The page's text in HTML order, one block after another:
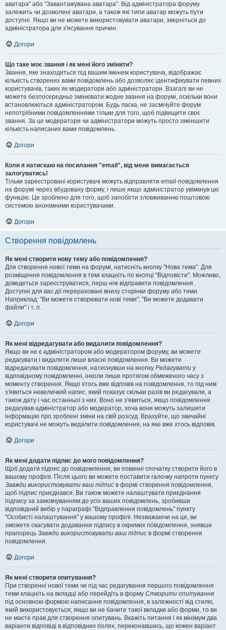
аватара" або "Завантажувана аватара". Від адміністратора форуму
залежить чи дозволені аватари, а також які типи аватар можуть бути
доступні. Якщо ви не можете використовувати аватари, зверніться до
адміністратора для з'ясування причин.
Догори
Що таке моє звання і як мені його змінити?
Звання, яке знаходиться під вашим іменем користувача, відображає
кількість створених вами повідомлень або дозволяє ідентифікувати певних
користувачів, таких як модератори або адміністратори. Взагалі ви не
можете безпосередньо змінювати жодне звання на форумі, оскільки вони
встановлюються адміністратором. Будь ласка, не засмічуйте форум
непотрібними повідомленнями тільки для того, щоб підвищити своє
звання. За це модератори чи адміністратори можуть просто зменшити
кількість написаних вами повідомлень.
Догори
Коли я натискаю на посилання "email", від мене вимагається
залогуватись!
Тільки зареєстровані користувачі можуть відправляти email-повідомлення
на форумі через вбудовану форму, і лише якщо адміністратор увімкнув цю
функцію. Це зроблено для того, щоб запобігти зловживанню поштовою
системою анонімними користувачами.
Догори
Створення повідомлень
Як мені створити нову тему або повідомлення?
Для створення нової теми на форумі, натисніть кнопку "Нова тема". Для
розміщення повідомлення в темі клацніть по кнопці "Відповісти". Можливо,
доведеться зареєструватися, перш ніж відправити повідомлення.
Доступні для вас дії перераховані внизу сторінки форуму або теми.
Наприклад: "Ви можете створювати нові теми", "Ви можете додавати
файли" і т. п.
Догори
Як мені відредагувати або видалити повідомлення?
Якщо ви не є адміністратором або модератором форуму, ви можете
редагувати і видаляти лише власні повідомлення. Ви можете
відредагувати повідомлення, натиснувши на кнопку Редагувати у
відповідному повідомленні, інколи лише протягом обмеженого часу з
моменту створення. Якщо хтось вже відповів на повідомлення, то під ним
з'явиться невеличкий напис, який показує скільки разів ви редагували, а
також дату і час останньої з них. Воно не з'явиться, якщо повідомлення
редагував адміністратор або модератор, хоча вони можуть залишити
інформацію про зроблені зміни на свій розсуд. Врахуйте, що звичайні
користувачі не можуть видалити повідомлення, на яке вже хтось відповів.
Догори
Як мені додати підпис до мого повідомлення?
Щоб додати підпис до повідомлення, ви повинні спочатку створити його в
вашому профілі. Після цього ви можете поставити галочку напроти пункту
Завжди використовувати ваш підпис в формі створення повідомлення,
щоб підпис приєднався. Ви також можете налаштувати приєднання
підпису за замовчуванням до усіх ваших повідомлень, зробивши
відповідний вибір у параграфі "Відправлення повідомлень" пункту
"Особисті налаштування" у вашому профілі. Незважаючи на це, ви
зможете скасувати додавання підпису в окремих повідомлення, знявши
прапорець Завжди використовувати ваш підпис в формі створення
повідомлення.
Догори
Як мені створити опитування?
При створенні нової теми чи під час редагування першого повідомлення
теми клацніть на вкладці або перейдіть в форму Створити опитування
під основною формою написання повідомлення, в залежності від стилю,
який використовується; якщо ви не бачите такої вкладки або форми, то ви
не маєте прав для створення опитувань. Вкажіть питання і як мінімум два
варіанти відповіді в відповідних полях, переконавшись, що кожен варіант